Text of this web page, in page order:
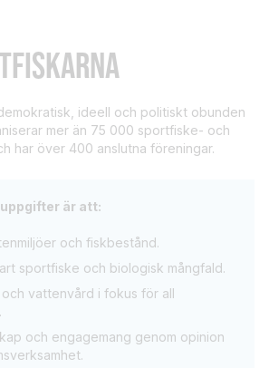
ideell och politiskt obunden
mer än 75 000 sportfiske- och
har över 400 anslutna föreningar.
är att:
och fiskbestånd.
sportfiske och biologisk mångfald.
vattenvård i fokus för all
och engagemang genom opinion